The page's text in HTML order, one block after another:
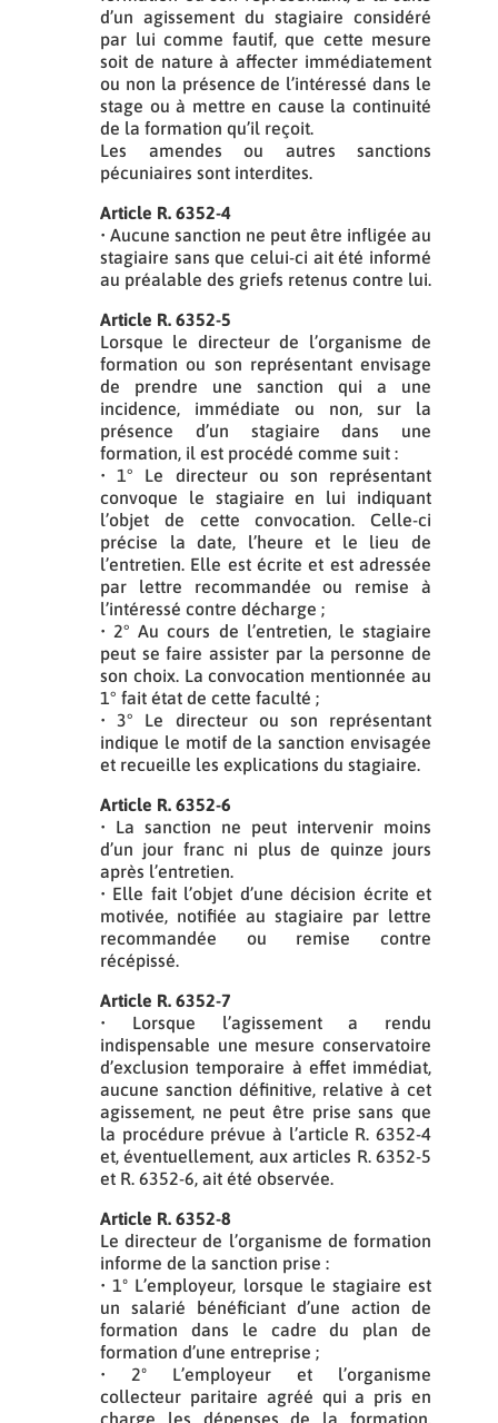
d’un agissement du stagiaire considéré
par lui comme fautif, que cette mesure
soit de nature à affecter immédiatement
ou non la présence de l’intéressé dans le
stage ou à mettre en cause la continuité
de la formation qu’il reçoit.
Les amendes ou autres sanctions
pécuniaires sont interdites.
Article R. 6352-4
• Aucune sanction ne peut être infligée au
stagiaire sans que celui-ci ait été informé
au préalable des griefs retenus contre lui.
Article R. 6352-5
Lorsque le directeur de l’organisme de
formation ou son représentant envisage
de prendre une sanction qui a une
incidence, immédiate ou non, sur la
présence d’un stagiaire dans une
formation, il est procédé comme suit :
• 1° Le directeur ou son représentant
convoque le stagiaire en lui indiquant
l’objet de cette convocation. Celle-ci
précise la date, l’heure et le lieu de
l’entretien. Elle est écrite et est adressée
par lettre recommandée ou remise à
l’intéressé contre décharge ;
• 2° Au cours de l’entretien, le stagiaire
peut se faire assister par la personne de
son choix. La convocation mentionnée au
1° fait état de cette faculté ;
• 3° Le directeur ou son représentant
indique le motif de la sanction envisagée
et recueille les explications du stagiaire.
Article R. 6352-6
• La sanction ne peut intervenir moins
d’un jour franc ni plus de quinze jours
après l’entretien.
• Elle fait l’objet d’une décision écrite et
motivée, notifiée au stagiaire par lettre
recommandée ou remise contre
récépissé.
Article R. 6352-7
• Lorsque l’agissement a rendu
indispensable une mesure conservatoire
d’exclusion temporaire à effet immédiat,
aucune sanction définitive, relative à cet
agissement, ne peut être prise sans que
la procédure prévue à l’article R. 6352-4
et, éventuellement, aux articles R. 6352-5
et R. 6352-6, ait été observée.
Article R. 6352-8
Le directeur de l’organisme de formation
informe de la sanction prise :
• 1º L’employeur, lorsque le stagiaire est
un salarié bénéficiant d’une action de
formation dans le cadre du plan de
formation d’une entreprise ;
• 2º L’employeur et l’organisme
collecteur paritaire agréé qui a pris en
charge les dépenses de la formation,